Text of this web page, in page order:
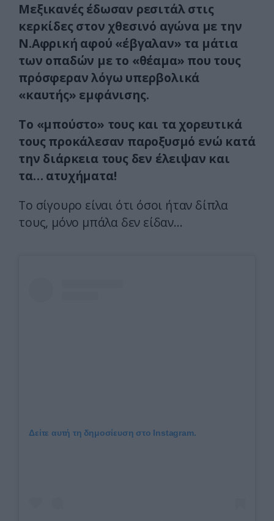
Μεξικανές έδωσαν ρεσιτάλ στις
κερκίδες στον χθεσινό αγώνα με την
Ν.Αφρική αφού «έβγαλαν» τα μάτια
των οπαδών με το «θέαμα» που τους
πρόσφεραν λόγω υπερβολικά
«καυτής» εμφάνισης.
Το «μπούστο» τους και τα χορευτικά
τους προκάλεσαν παροξυσμό ενώ κατά
την διάρκεια τους δεν έλειψαν και
τα… ατυχήματα!
Το σίγουρο είναι ότι όσοι ήταν δίπλα
τους, μόνο μπάλα δεν είδαν…
Δείτε αυτή τη δημοσίευση στο Instagram.